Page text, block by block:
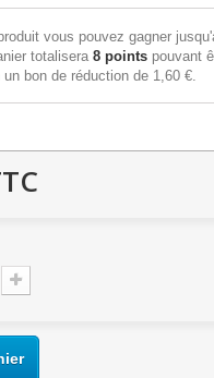
vous pouvez gagner
totalisera 8 points pouvant
bon de réduction de 1,60 €